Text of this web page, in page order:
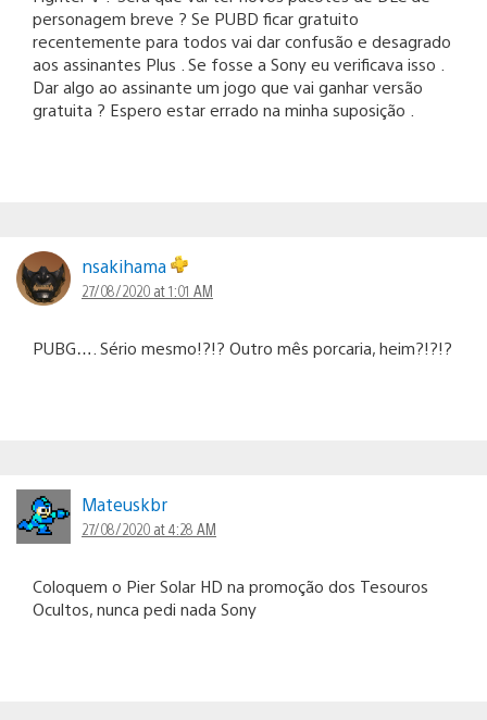
personagem breve ? Se PUBD ficar gratuito
recentemente para todos vai dar confusão e desagrado
aos assinantes Plus . Se fosse a Sony eu verificava isso .
Dar algo ao assinante um jogo que vai ganhar versão
gratuita ? Espero estar errado na minha suposição .
nsakihama
27/08/2020 at 1:01 AM
PUBG…. Sério mesmo!?!? Outro mês porcaria, heim?!?!?
Mateuskbr
27/08/2020 at 4:28 AM
Coloquem o Pier Solar HD na promoção dos Tesouros
Ocultos, nunca pedi nada Sony